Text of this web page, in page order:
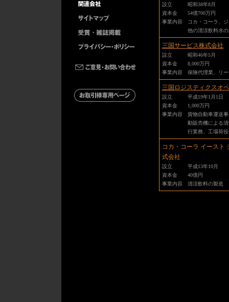
設立
昭和38年8月
資本金
54億700万円
事業内容
コカ・コーラ、
他の清涼飲料水
三国サービス株式会社
設立
昭和46年5月
資本金
8,000万円
事業内容
保険代理業、リ
三国ロジスティクスオ
設立
平成19年1月1日
資本金
1,000万円
事業内容
貨物自動車運送
動販売機による
行業務、工場荷
コカ・コーラ イースト
式会社
設立
平成13年10月
資本金
40億円
事業内容
清涼飲料の製造